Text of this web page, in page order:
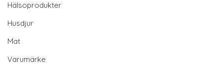
Hälsoprodukter
Husdjur
Mat
Varumärke